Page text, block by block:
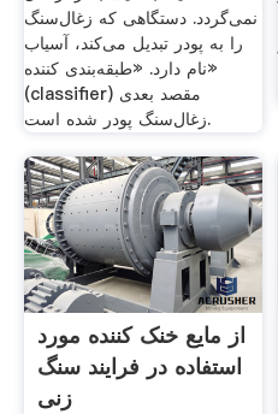
نمی‌گردد. دستگاهی که زغال‌سنگ
را به پودر تبدیل می‌کند،‌ آسیاب
نام دارد. «طبقه‌بندی کننده»
(classifier) مقصد بعدی
زغال‌سنگ پودر شده است.
از مایع خنک کننده مورد
استفاده در فرایند سنگ
زنی